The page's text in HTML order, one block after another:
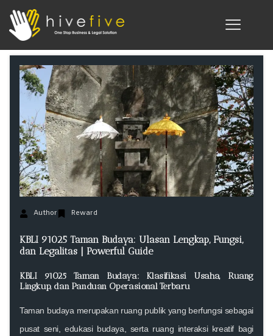
Author Reward
KBLI 91025 Taman Budaya: Ulasan Lengkap, Fungsi,
dan Legalitas | Powerful Guide
KBLI 91025 Taman Budaya: Klasifikasi Usaha, Ruang
Lingkup, dan Panduan Operasional Terbaru
Taman budaya merupakan ruang publik yang berfungsi sebagai
pusat seni, edukasi budaya, serta ruang interaksi kreatif bagi